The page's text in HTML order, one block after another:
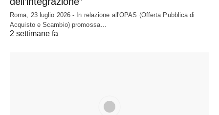
Roma, 23 luglio 2026 - In relazione all'OPAS (Offerta Pubblica di
Acquisto e Scambio) promossa…
2 settimane fa